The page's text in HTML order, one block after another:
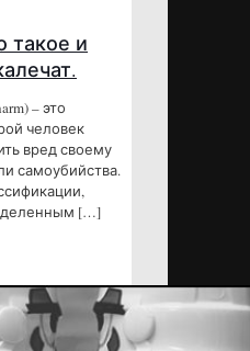
такое и
– это
человек
вред своему
самоубийства.
[…]